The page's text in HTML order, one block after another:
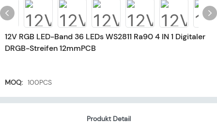
12V RGB LED-Band 36 LEDs WS2811 Ra90 4 IN 1 Digitaler
DRGB-Streifen 12mmPCB
MOQ: 100PCS
Produkt Detail